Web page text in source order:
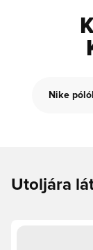
Nike
Utoljára